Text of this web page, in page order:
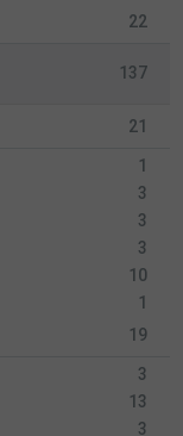
22
137
21
1
3
3
3
10
1
19
3
13
3